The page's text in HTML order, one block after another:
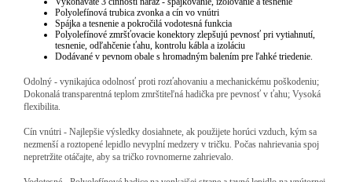
Polyolefínová trubica zvonka a cín vo vnútri
Spájka a tesnenie a pokročilá vodotesná funkcia
Polyolefínové zmršťovacie konektory zlepšujú pevnosť pri vytiahnutí,
tesnenie, odľahčenie ťahu, kontrolu kábla a izoláciu
Dodávané v pevnom obale s hromadným balením pre ľahké triedenie.
Odolný - vynikajúca odolnosť proti rozťahovaniu a mechanickému poškodeniu;
Dokonalá transparentná teplom zmrštiteľná hadička pre pevnosť v ťahu; Vysoká
flexibilita.
Cín vnútri - Najlepšie výsledky dosiahnete, ak použijete horúci vzduch, kým sa
nezmenší a roztopené lepidlo nevyplní medzery v tričku. Počas nahrievania spoj
nepretržite otáčajte, aby sa tričko rovnomerne zahrievalo.